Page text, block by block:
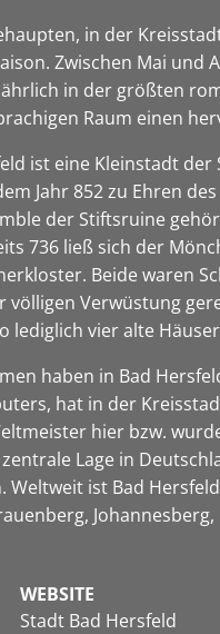
in der
Zwischen Mai und
in der größten
Raum einen
ist eine Kleinstadt
Jahr 852 zu Ehren
der Stiftsruine
736 ließ sich der
Beide waren
völligen Verwüstung
lediglich vier alte
haben in Bad
hat in der
hier bzw.
Lage in
Weltweit ist Bad
WEBSITE
Stadt Bad Hersfeld